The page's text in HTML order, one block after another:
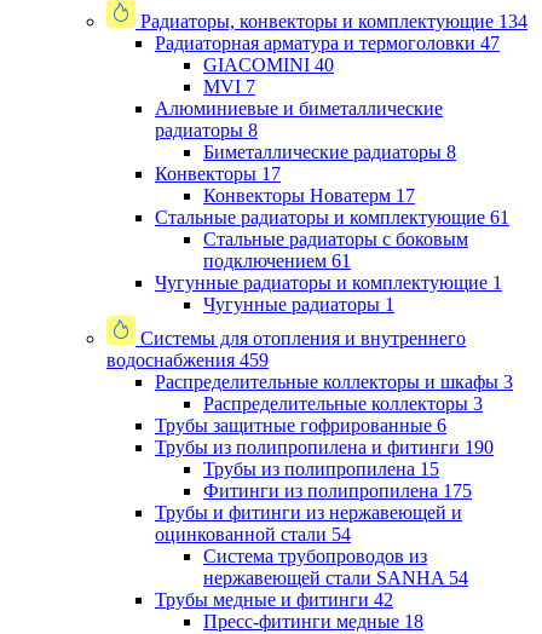
Радиаторы, конвекторы и комплектующие 134
Радиаторная арматура и термоголовки 47
GIACOMINI 40
MVI 7
Алюминиевые и биметаллические
радиаторы 8
Биметаллические радиаторы 8
Конвекторы 17
Конвекторы Новатерм 17
Стальные радиаторы и комплектующие 61
Стальные радиаторы с боковым
подключением 61
Чугунные радиаторы и комплектующие 1
Чугунные радиаторы 1
Системы для отопления и внутреннего
водоснабжения 459
Распределительные коллекторы и шкафы 3
Распределительные коллекторы 3
Трубы защитные гофрированные 6
Трубы из полипропилена и фитинги 190
Трубы из полипропилена 15
Фитинги из полипропилена 175
Трубы и фитинги из нержавеющей и
оцинкованной стали 54
Система трубопроводов из
нержавеющей стали SANHA 54
Трубы медные и фитинги 42
Пресс-фитинги медные 18